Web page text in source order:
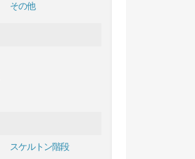
その他
スケルトン階段